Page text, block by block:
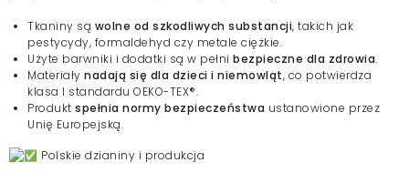
Tkaniny są wolne od szkodliwych substancji, takich jak
pestycydy, formaldehyd czy metale ciężkie.
Użyte barwniki i dodatki są w pełni bezpieczne dla zdrowia.
Materiały nadają się dla dzieci i niemowląt, co potwierdza
klasa I standardu OEKO-TEX®.
Produkt spełnia normy bezpieczeństwa ustanowione przez
Unię Europejską.
Polskie dzianiny i produkcja